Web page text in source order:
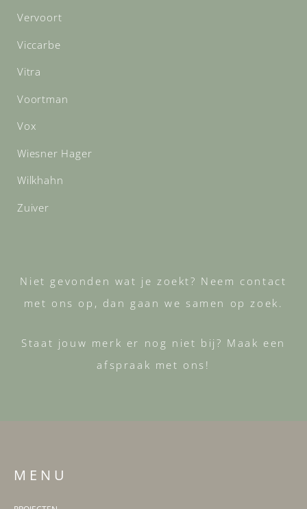
Vervoort
Viccarbe
Vitra
Voortman
Vox
Wiesner Hager
Wilkhahn
Zuiver
Niet gevonden wat je zoekt? Neem contact
met ons op, dan gaan we samen op zoek.
Staat jouw merk er nog niet bij? Maak een
afspraak met ons!
M E N U